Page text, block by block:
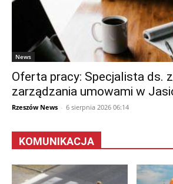
News
Oferta pracy: Specjalista ds.
zarządzania umowami w
Rzeszów News - 6 sierpnia 2026 06:14
KOMUNIKACJA